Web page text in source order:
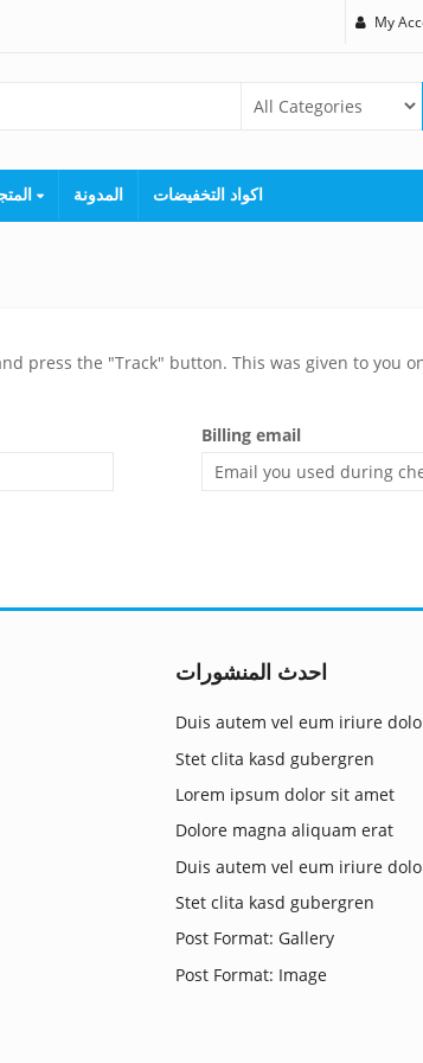
My
المتجر المدونة اكواد التخفيضات
press the "Track" button. This was given to you
Billing email
احدث المنشورات
Duis autem vel eum iriure
Stet clita kasd gubergren
Lorem ipsum dolor sit amet
Dolore magna aliquam erat
Duis autem vel eum iriure
Stet clita kasd gubergren
Post Format: Gallery
Post Format: Image